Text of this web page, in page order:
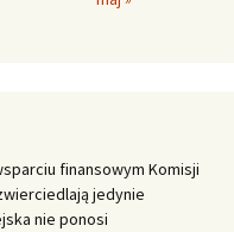
finansowym Komisji
jedynie
nie ponosi